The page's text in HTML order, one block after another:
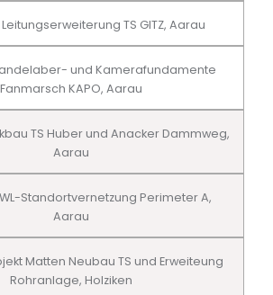
TS GITZ, Aarau
und Kamerafundamente
Fanmarsch KAPO, Aarau
TS Huber und Anacker Dammweg,
Aarau
Standortvernetzung Perimeter A,
Aarau
Matten Neubau TS und Erweiteung
Rohranlage, Holziken